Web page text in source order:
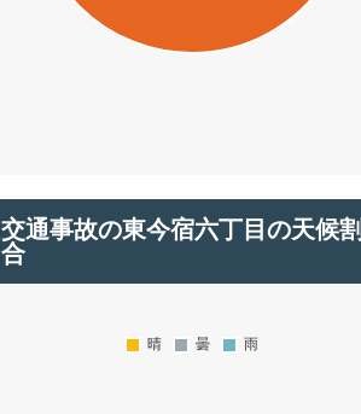
交通事故の東今宿六丁目の天候割
合